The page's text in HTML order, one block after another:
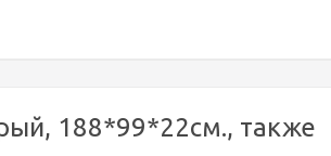
188*99*22см., также